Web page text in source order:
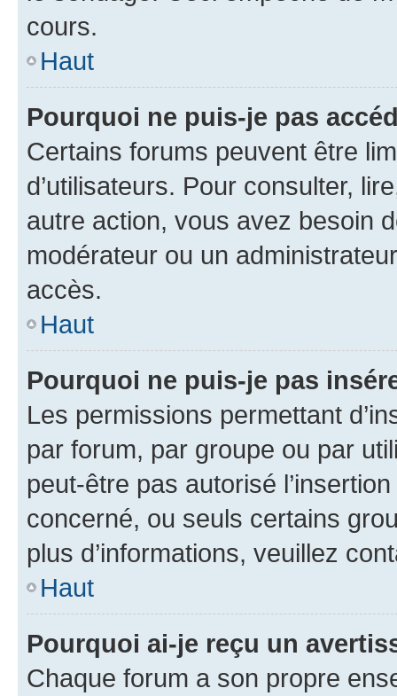
cours.
Haut
Pourquoi ne puis-je pas
Certains forums peuvent être
d’utilisateurs. Pour consulter,
autre action, vous avez besoin
modérateur ou un
accès.
Haut
Pourquoi ne puis-je pas
Les permissions permettant
par forum, par groupe ou par
peut-être pas autorisé
concerné, ou seuls certains
plus d’informations, veuillez
Haut
Pourquoi ai-je reçu un
Chaque forum a son propre